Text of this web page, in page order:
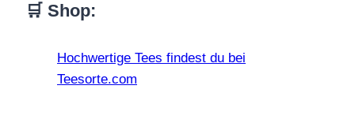
🛒 Shop:
Hochwertige Tees findest du bei
Teesorte.com